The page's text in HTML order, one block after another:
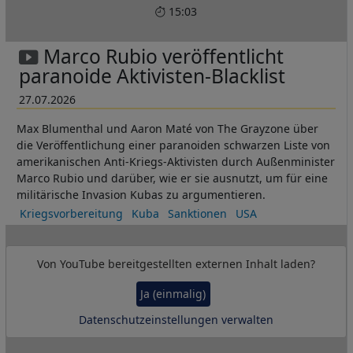
15:03
27.07.2026
Marco Rubio veröffentlicht
paranoide Aktivisten-Blacklist
Max Blumenthal und Aaron Maté von The Grayzone über
die Veröffentlichung einer paranoiden schwarzen Liste von
amerikanischen Anti-Kriegs-Aktivisten durch Außenminister
Marco Rubio und darüber, wie er sie ausnutzt, um für eine
militärische Invasion Kubas zu argumentieren.
Kriegsvorbereitung
Kuba Sanktionen USA
Von YouTube bereitgestellten externen Inhalt laden?
Ja (einmalig)
Datenschutzeinstellungen verwalten